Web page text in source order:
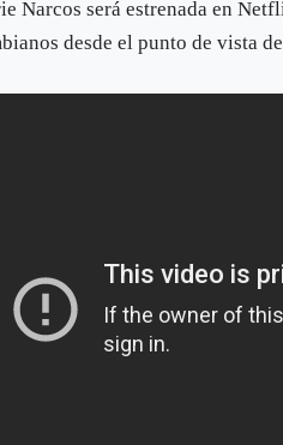
Narcos será estrenada en
desde el punto de vista